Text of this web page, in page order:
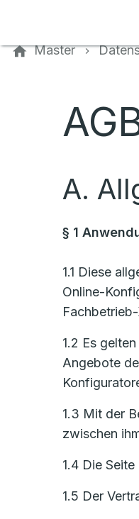
Master
A.
§ 1
1.1 Diese
Online-
1.2 Es
Angebote
1.3 Mit der
zwischen
1.4 Die
1.5 Der